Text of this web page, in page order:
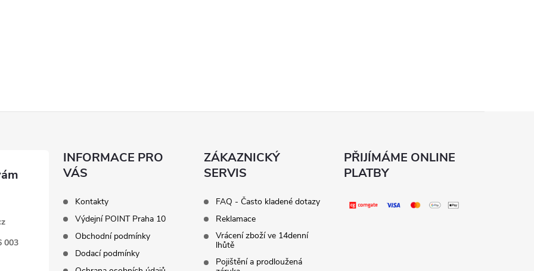
003
INFORMACE PRO
VÁS
Kontakty
Výdejní POINT Praha 10
Obchodní podmínky
Dodací podmínky
ZÁKAZNICKÝ
SERVIS
FAQ - Často kladené dotazy
Reklamace
Vrácení zboží ve 14denní
lhůtě
Pojištění a prodloužená
PŘIJÍMÁME ONLINE
PLATBY